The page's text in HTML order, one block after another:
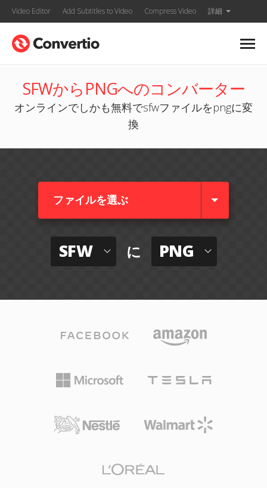
Video Editor Add Subtitles to Video Compress Video 詳細
SFWからPNGへのコンバーター
オンラインでしかも無料でsfwファイルをpngに変
換
ファイルを選ぶ
SFW に PNG